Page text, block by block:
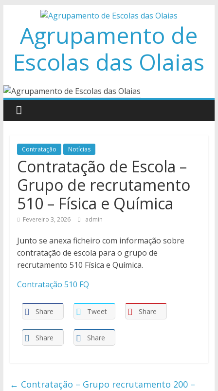
contentAgrupamento de
Escolas das Olaias
Contratação Notícias
Contratação de Escola –
Grupo de recrutamento
510 – Física e Química
Fevereiro 3, 2026 admin
Junto se anexa ficheiro com informação sobre
contratação de escola para o grupo de
recrutamento 510 Física e Química.
Contratação 510 FQ
Share Tweet Share
Share Share
← Contratação – Grupo recrutamento 200 –